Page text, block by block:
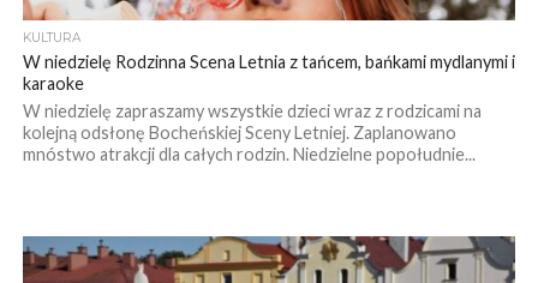
KULTURA
W niedzielę Rodzinna Scena Letnia z tańcem, bańkami mydlanymi i
karaoke
W niedzielę zapraszamy wszystkie dzieci wraz z rodzicami na
kolejną odsłonę Bocheńskiej Sceny Letniej. Zaplanowano
mnóstwo atrakcji dla całych rodzin. Niedzielne popołudnie...